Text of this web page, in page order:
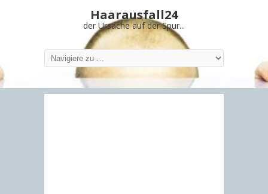
Haarausfall24
der Ursache auf der Spur...